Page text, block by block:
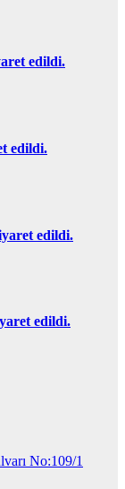
edildi.
edildi.
edildi.
edildi.
No:109/1